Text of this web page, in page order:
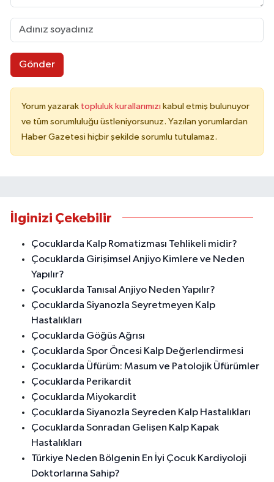
Gönder
Yorum yazarak topluluk kurallarımızı kabul etmiş bulunuyor
ve tüm sorumluluğu üstleniyorsunuz. Yazılan yorumlardan
Haber Gazetesi hiçbir şekilde sorumlu tutulamaz.
İlginizi Çekebilir
Çocuklarda Kalp Romatizması Tehlikeli midir?
Çocuklarda Girişimsel Anjiyo Kimlere ve Neden
Yapılır?
Çocuklarda Tanısal Anjiyo Neden Yapılır?
Çocuklarda Siyanozla Seyretmeyen Kalp
Hastalıkları
Çocuklarda Göğüs Ağrısı
Çocuklarda Spor Öncesi Kalp Değerlendirmesi
Çocuklarda Üfürüm: Masum ve Patolojik Üfürümler
Çocuklarda Perikardit
Çocuklarda Miyokardit
Çocuklarda Siyanozla Seyreden Kalp Hastalıkları
Çocuklarda Sonradan Gelişen Kalp Kapak
Hastalıkları
Türkiye Neden Bölgenin En İyi Çocuk Kardiyoloji
Doktorlarına Sahip?